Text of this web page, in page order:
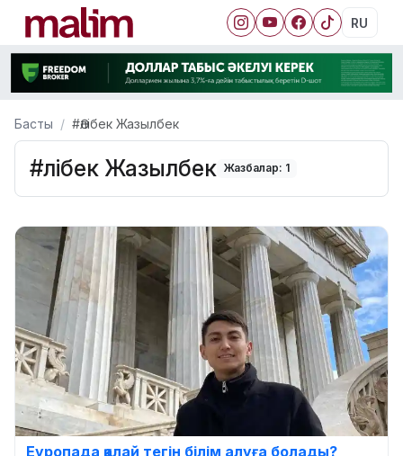
RU
Басты #Әлібек Жазылбек
#Әлібек Жазылбек Жазбалар: 1
Еуропада қалай тегін білім алуға болады?